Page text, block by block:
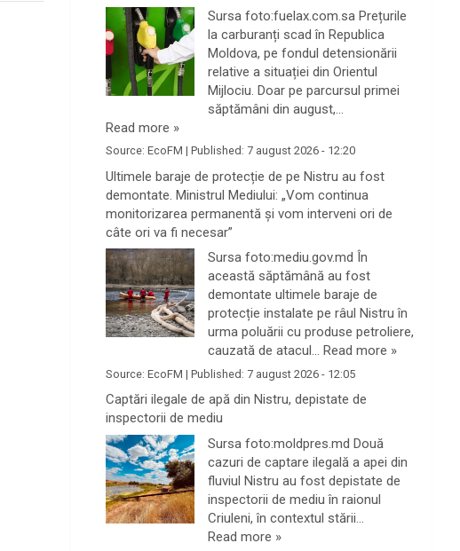
Sursa foto:fuelax.com.sa Prețurile
la carburanți scad în Republica
Moldova, pe fondul detensionării
relative a situației din Orientul
Mijlociu. Doar pe parcursul primei
săptămâni din august,…
Read more »
Source:EcoFM |Published: 7 august 2026 - 12:20
Ultimele baraje de protecție de pe Nistru au fost
demontate. Ministrul Mediului: „Vom continua
monitorizarea permanentă și vom interveni ori de
câte ori va fi necesar”
Sursa foto:mediu.gov.md În
această săptămână au fost
demontate ultimele baraje de
protecție instalate pe râul Nistru în
urma poluării cu produse petroliere,
cauzată de atacul…Read more »
Source:EcoFM |Published: 7 august 2026 - 12:05
Captări ilegale de apă din Nistru, depistate de
inspectorii de mediu
Sursa foto:moldpres.md Două
cazuri de captare ilegală a apei din
fluviul Nistru au fost depistate de
inspectorii de mediu în raionul
Criuleni, în contextul stării…
Read more »